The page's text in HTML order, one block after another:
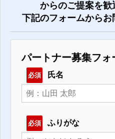
からのご提案を歓
下記のフォームからお
パートナー募集フォ
必須 氏名
必須 ふりがな